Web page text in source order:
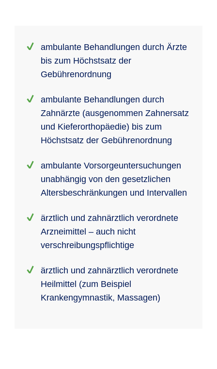
ambulante Behandlungen durch Ärzte
bis zum Höchstsatz der
Gebührenordnung
ambulante Behandlungen durch
Zahnärzte (ausgenommen Zahnersatz
und Kieferorthopäedie) bis zum
Höchstsatz der Gebührenordnung
ambulante Vorsorgeuntersuchungen
unabhängig von den gesetzlichen
Altersbeschränkungen und Intervallen
ärztlich und zahnärztlich verordnete
Arzneimittel – auch nicht
verschreibungspflichtige
ärztlich und zahnärztlich verordnete
Heilmittel (zum Beispiel
Krankengymnastik, Massagen)